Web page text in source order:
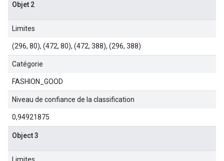
Objet 2
Limites
(296, 80), (472, 80), (472, 388), (296, 388)
Catégorie
FASHION_GOOD
Niveau de confiance de la classification
0,94921875
Object 3